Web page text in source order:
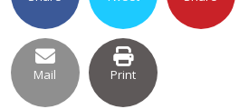
Mail Print